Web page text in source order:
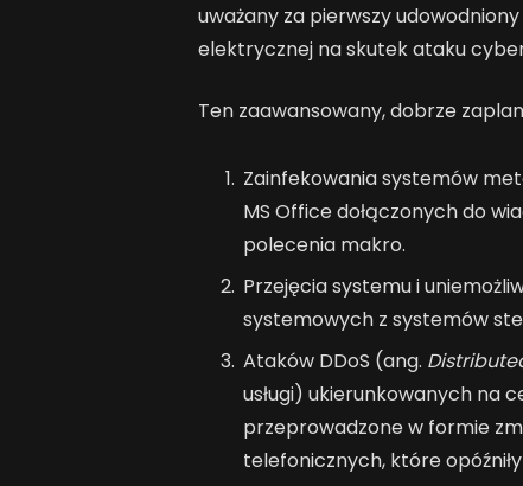
uważany za pierwszy
elektrycznej na skutek ataku
Ten zaawansowany, dobrze
Zainfekowania systemów
MS Office dołączonych do
polecenia makro.
Przejęcia systemu i
systemowych z systemów
Ataków DDoS (ang.
usługi) ukierunkowanych na
przeprowadzone w formie
telefonicznych, które